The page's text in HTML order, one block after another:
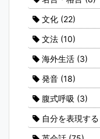
文化 (22)
文法 (10)
海外生活 (3)
発音 (18)
腹式呼吸 (3)
自分を表現する